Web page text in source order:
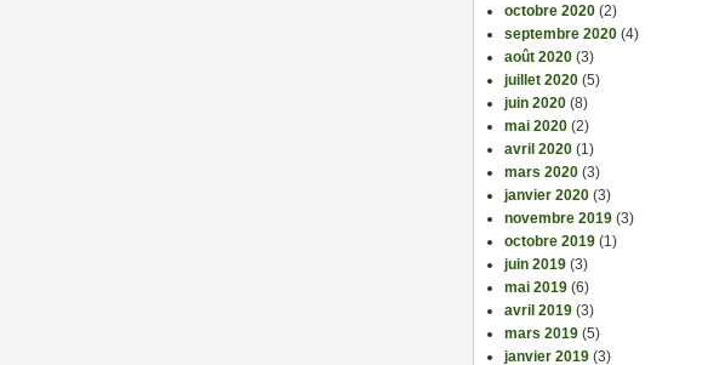
octobre 2020 (2)
septembre 2020 (4)
août 2020 (3)
juillet 2020 (5)
juin 2020 (8)
mai 2020 (2)
avril 2020 (1)
mars 2020 (3)
janvier 2020 (3)
novembre 2019 (3)
octobre 2019 (1)
juin 2019 (3)
mai 2019 (6)
avril 2019 (3)
mars 2019 (5)
janvier 2019 (3)